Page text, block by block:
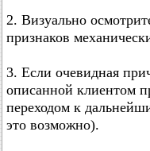
2. Визуально
признаков
3. Если очевидная
описанной клиентом
переходом к
это возможно).